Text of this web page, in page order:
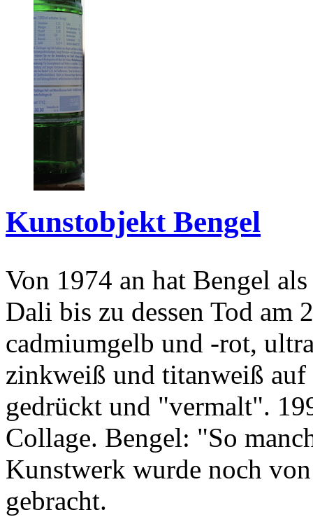
Kunstobjekt Bengel
Von 1974 an hat Bengel
Dali bis zu dessen Tod am
cadmiumgelb und -rot,
zinkweiß und titanweiß
gedrückt und "vermalt".
Collage. Bengel: "So
Kunstwerk wurde noch
gebracht.